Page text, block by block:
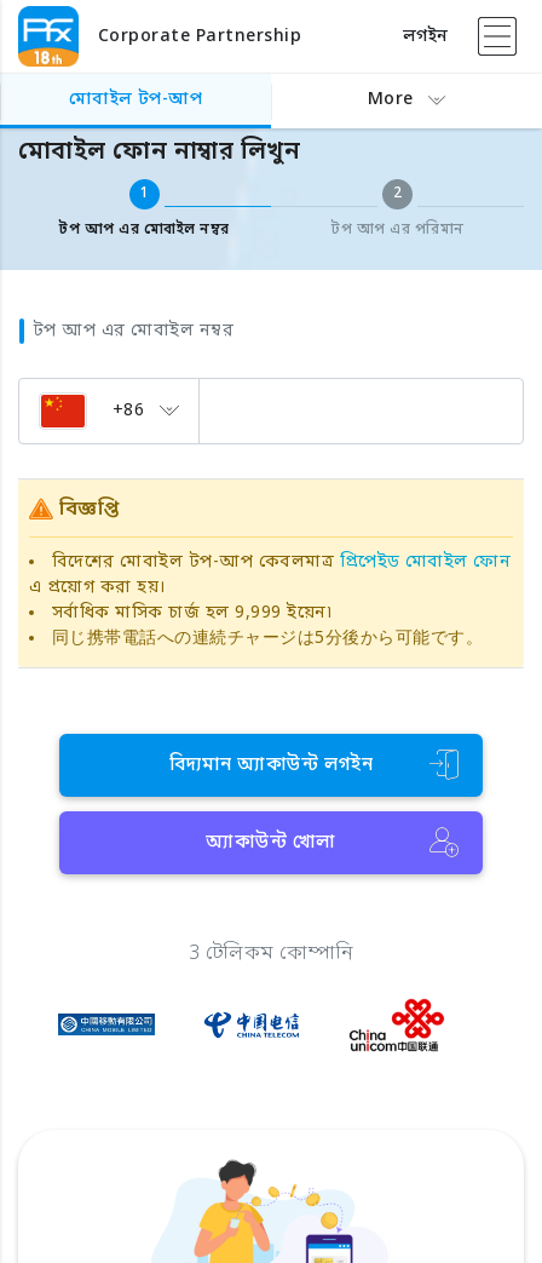
Corporate Partnership লগইন
মোবাইল টপ-আপ More
বিদেশের মোবাইল টপ আপ মোবাইল ফোন নাম্বার লিখুন
মোবাইল ফোন নাম্বার লিখুন
1
টপ আপ এর মোবাইল নম্বর
2
টপ আপ এর পরিমান
টপ আপ এর মোবাইল নম্বর
+86
বিজ্ঞপ্তি
বিদেশের মোবাইল টপ-আপ কেবলমাত্র প্রিপেইড মোবাইল ফোন
এ প্রয়োগ করা হয়।
সর্বাধিক মাসিক চার্জ হল 9,999 ইয়েন৷
同じ携帯電話への連続チャージは5分後から可能です。
বিদ্যমান অ্যাকাউন্ট লগইন
অ্যাকাউন্ট খোলা
3 টেলিকম কোম্পানি